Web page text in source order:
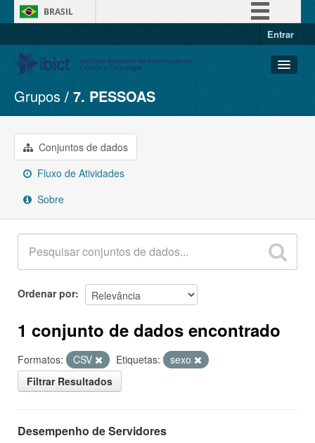
BRASIL
Entrar
Conjuntos de dados
Organizações
Grupos
Sobre
Grupos 7. PESSOAS
Conjuntos de dados
Fluxo de Atividades
Sobre
Ordenar por
1 conjunto de dados encontrado
Formatos: CSV Etiquetas:
sexo
Filtrar Resultados
Desempenho de Servidores